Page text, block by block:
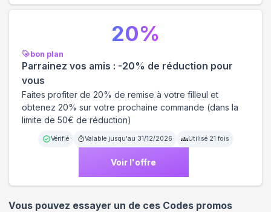
bon plan
Parrainez vos amis : -20% de réduction pour
vous
Faites profiter de 20% de remise à votre filleul et
obtenez 20% sur votre prochaine commande (dans la
limite de 50€ de réduction)
Vérifié Valable jusqu'au 31/12/2026 Utilisé 21 fois
Voir l'offre
20%
Vous pouvez essayer un de ces Codes promos